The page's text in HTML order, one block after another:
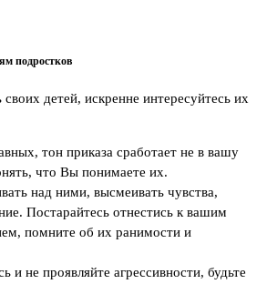
подростков
детей, искренне интересуйтесь их
тон приказа сработает не в вашу
что Вы понимаете их.
над ними, высмеивать чувства,
Постарайтесь отнестись к вашим
помните об их ранимости и
и не проявляйте агрессивности, будьте